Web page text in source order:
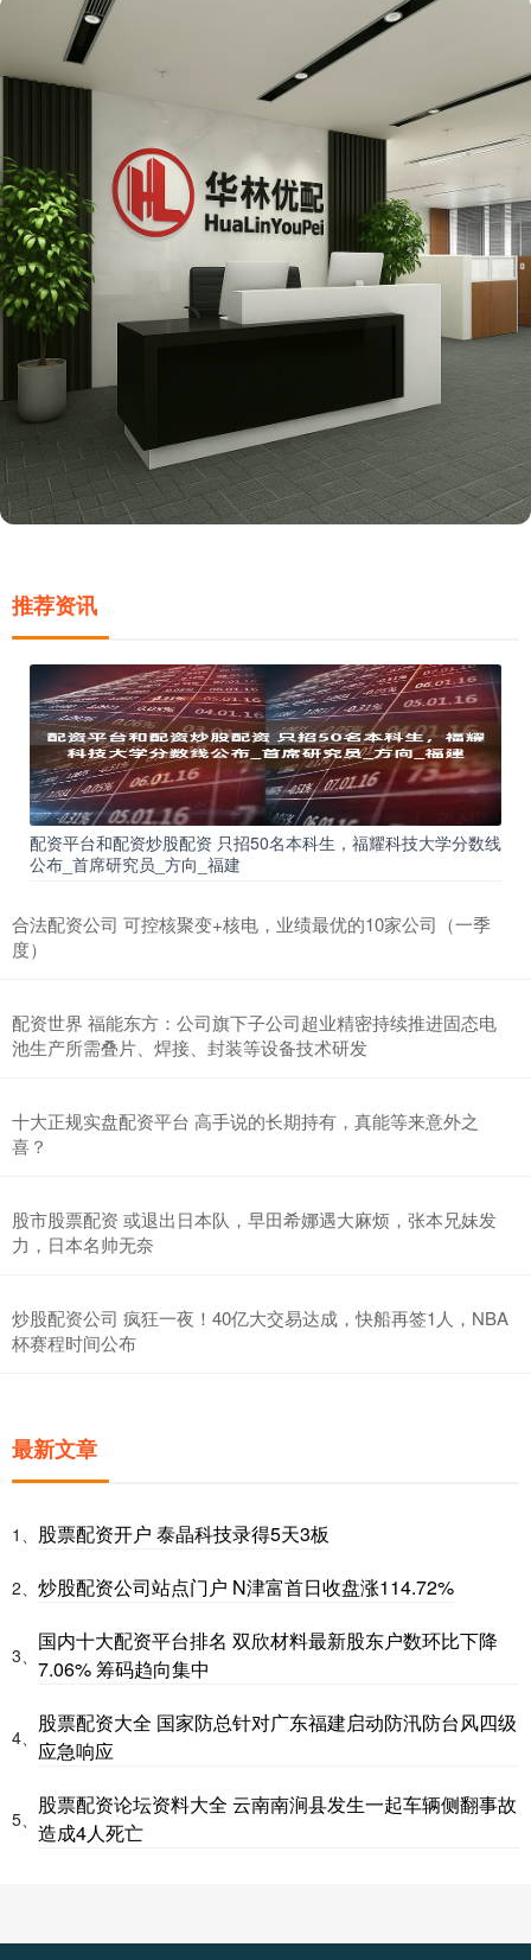
推荐资讯
配资平台和配资炒股配资 只招50名本科生，福耀科技大学分数线
公布_首席研究员_方向_福建
合法配资公司 可控核聚变+核电，业绩最优的10家公司（一季
度）
配资世界 福能东方：公司旗下子公司超业精密持续推进固态电
池生产所需叠片、焊接、封装等设备技术研发
十大正规实盘配资平台 高手说的长期持有，真能等来意外之
喜？
股市股票配资 或退出日本队，早田希娜遇大麻烦，张本兄妹发
力，日本名帅无奈
炒股配资公司 疯狂一夜！40亿大交易达成，快船再签1人，NBA
杯赛程时间公布
最新文章
1、 股票配资开户 泰晶科技录得5天3板
2、 炒股配资公司站点门户 N津富首日收盘涨114.72%
3、
国内十大配资平台排名 双欣材料最新股东户数环比下降
7.06% 筹码趋向集中
4、
股票配资大全 国家防总针对广东福建启动防汛防台风四级
应急响应
5、
股票配资论坛资料大全 云南南涧县发生一起车辆侧翻事故
造成4人死亡